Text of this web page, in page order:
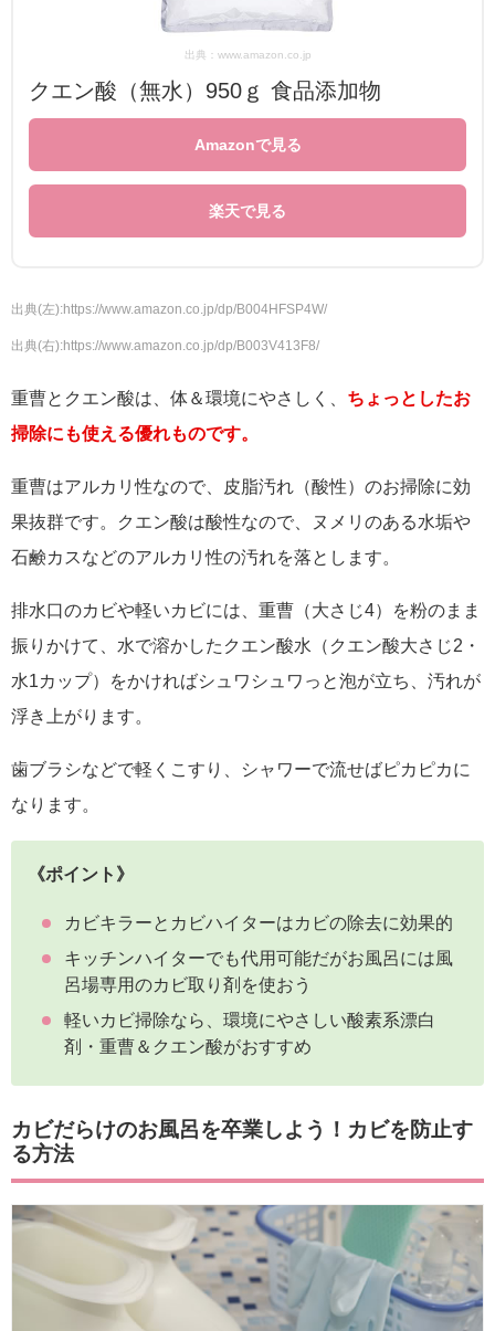
出典：www.amazon.co.jp
クエン酸（無水）950ｇ 食品添加物
Amazonで見る
楽天で見る
出典(左):https://www.amazon.co.jp/dp/B004HFSP4W/
出典(右):https://www.amazon.co.jp/dp/B003V413F8/
重曹とクエン酸は、体＆環境にやさしく、 ちょっとしたお
掃除にも使える優れものです。
重曹はアルカリ性なので、皮脂汚れ（酸性）のお掃除に効
果抜群です。クエン酸は酸性なので、ヌメリのある水垢や
石鹸カスなどのアルカリ性の汚れを落とします。
排水口のカビや軽いカビには、重曹（大さじ4）を粉のまま
振りかけて、水で溶かしたクエン酸水（クエン酸大さじ2・
水1カップ）をかければシュワシュワっと泡が立ち、汚れが
浮き上がります。
歯ブラシなどで軽くこすり、シャワーで流せばピカピカに
なります。
《ポイント》
カビキラーとカビハイターはカビの除去に効果的
キッチンハイターでも代用可能だがお風呂には風
呂場専用のカビ取り剤を使おう
軽いカビ掃除なら、環境にやさしい酸素系漂白
剤・重曹＆クエン酸がおすすめ
カビだらけのお風呂を卒業しよう！カビを防止す
る方法